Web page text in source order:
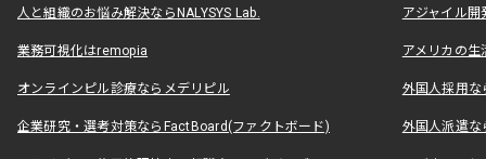
人と組織のお悩み解決ならNALYSYS Lab. アジャイル
業務可視化はremopia アメリカの
オンラインピル診療ならメデリピル 外国人採用
企業研究・選考対策ならFactBoard(ファクトボード) 外国人派遣な